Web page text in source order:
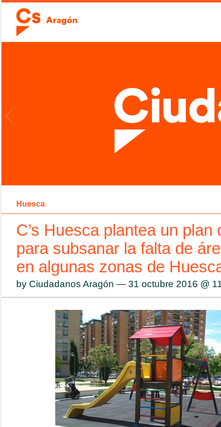
Huesca
C’s Huesca plantea un plan
para subsanar la falta de
en algunas zonas de
by Ciudadanos Aragón — 31 octubre 2016 @